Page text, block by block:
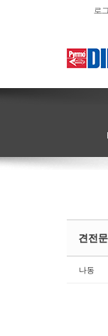
로
견전
나동